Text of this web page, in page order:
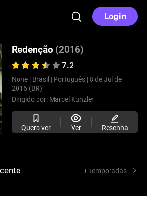
Login
Redenção (2016)
7.2
None | Brasil | Português | 8 de Jul de
2016 (BR)
Dirigido por: Marcel Kunzler
Quero ver Ver Resenha
1 Temporadas